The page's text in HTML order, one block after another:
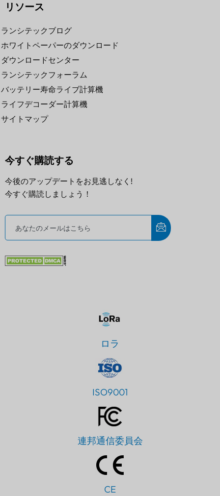
リソース
ランシテックブログ
ホワイトペーパーのダウンロード
ダウンロードセンター
ランシテックフォーラム
バッテリー寿命ライブ計算機
ライフデコーダー計算機
サイトマップ
今すぐ購読する
今後のアップデートをお見逃しなく!
今すぐ購読しましょう！
ロラ
ISO9001
連邦通信委員会
CE